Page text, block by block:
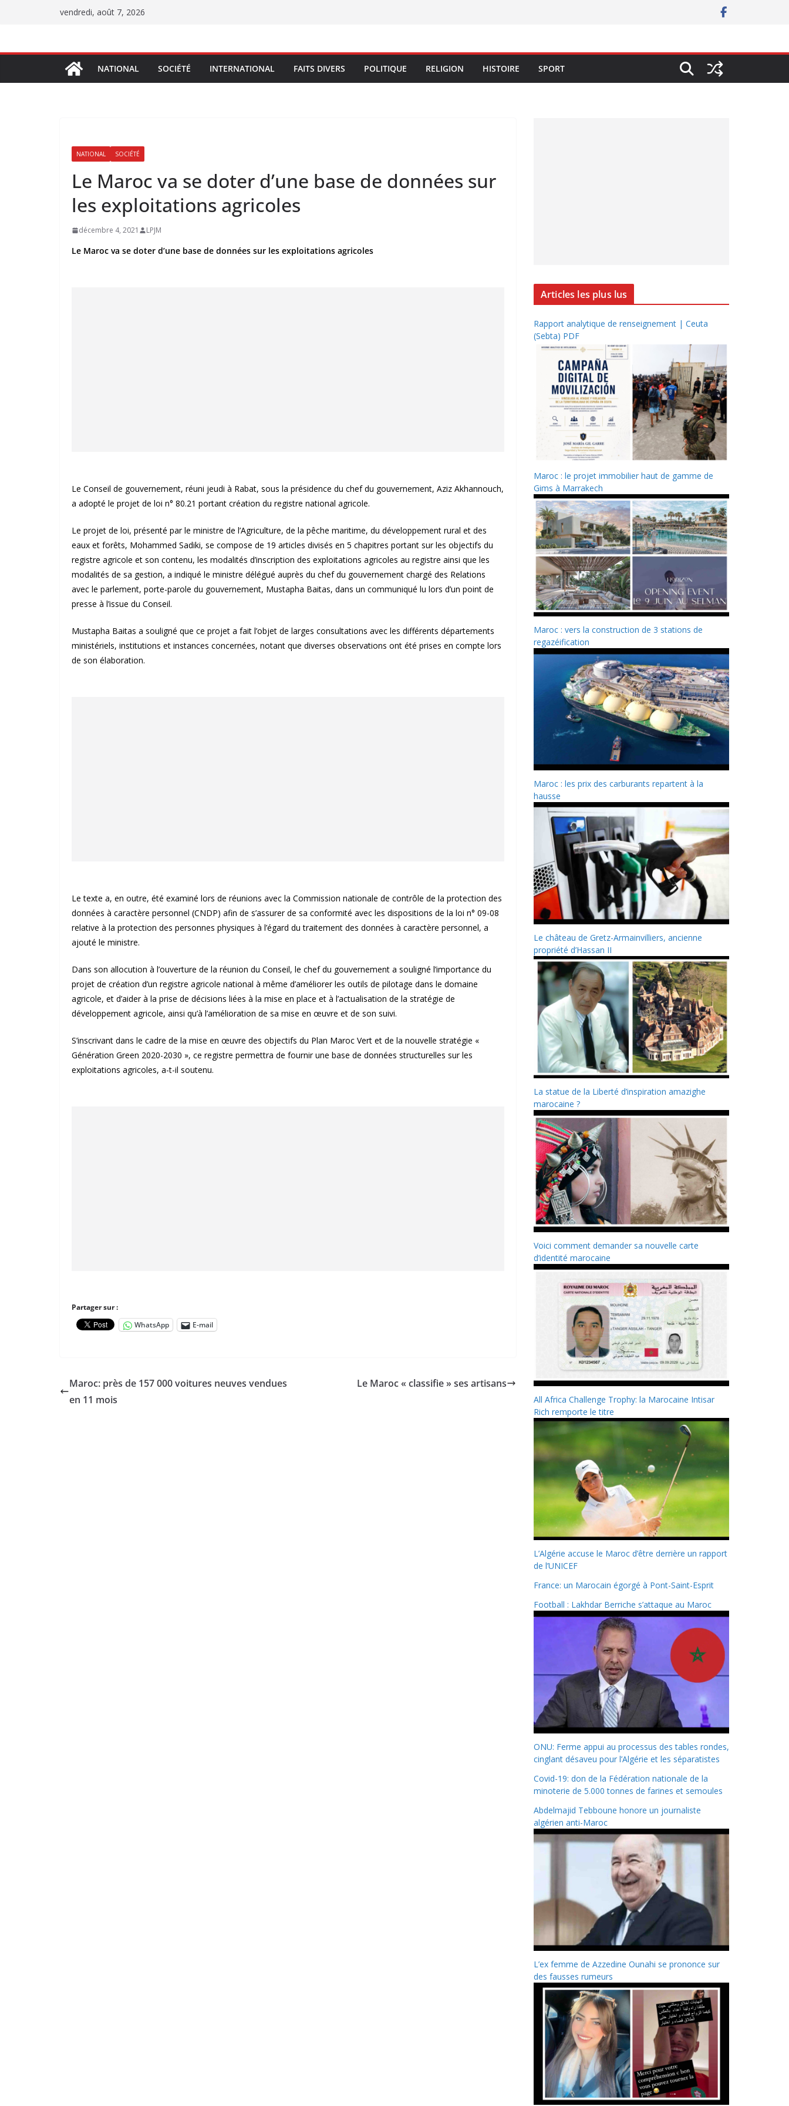
vendredi, août 7, 2026
NATIONAL SOCIÉTÉ INTERNATIONAL FAITS DIVERS POLITIQUE RELIGION HISTOIRE SPORT
NATIONAL SOCIÉTÉ
Le Maroc va se doter d’une base de données sur
les exploitations agricoles
décembre 4, 2021 LPJM
Le Maroc va se doter d’une base de données sur les exploitations agricoles
Le Conseil de gouvernement, réuni jeudi à Rabat, sous la présidence du chef du gouvernement, Aziz Akhannouch,
a adopté le projet de loi n° 80.21 portant création du registre national agricole.
Le projet de loi, présenté par le ministre de l’Agriculture, de la pêche maritime, du développement rural et des
eaux et forêts, Mohammed Sadiki, se compose de 19 articles divisés en 5 chapitres portant sur les objectifs du
registre agricole et son contenu, les modalités d’inscription des exploitations agricoles au registre ainsi que les
modalités de sa gestion, a indiqué le ministre délégué auprès du chef du gouvernement chargé des Relations
avec le parlement, porte-parole du gouvernement, Mustapha Baitas, dans un communiqué lu lors d’un point de
presse à l’issue du Conseil.
Mustapha Baitas a souligné que ce projet a fait l’objet de larges consultations avec les différents départements
ministériels, institutions et instances concernées, notant que diverses observations ont été prises en compte lors
de son élaboration.
Le texte a, en outre, été examiné lors de réunions avec la Commission nationale de contrôle de la protection des
données à caractère personnel (CNDP) afin de s’assurer de sa conformité avec les dispositions de la loi n° 09-08
relative à la protection des personnes physiques à l’égard du traitement des données à caractère personnel, a
ajouté le ministre.
Dans son allocution à l’ouverture de la réunion du Conseil, le chef du gouvernement a souligné l’importance du
projet de création d’un registre agricole national à même d’améliorer les outils de pilotage dans le domaine
agricole, et d’aider à la prise de décisions liées à la mise en place et à l’actualisation de la stratégie de
développement agricole, ainsi qu’à l’amélioration de sa mise en œuvre et de son suivi.
S’inscrivant dans le cadre de la mise en œuvre des objectifs du Plan Maroc Vert et de la nouvelle stratégie «
Génération Green 2020-2030 », ce registre permettra de fournir une base de données structurelles sur les
exploitations agricoles, a-t-il soutenu.
Partager sur :
WhatsApp
E-mail
Maroc: près de 157 000 voitures neuves vendues
en 11 mois
Le Maroc « classifie » ses artisans
Articles les plus lus
Rapport analytique de renseignement | Ceuta
(Sebta) PDF
Maroc : le projet immobilier haut de gamme de
Gims à Marrakech
Maroc : vers la construction de 3 stations de
regazéification
Maroc : les prix des carburants repartent à la
hausse
Le château de Gretz-Armainvilliers, ancienne
propriété d’Hassan II
La statue de la Liberté d’inspiration amazighe
marocaine ?
Voici comment demander sa nouvelle carte
d’identité marocaine
All Africa Challenge Trophy: la Marocaine Intisar
Rich remporte le titre
L’Algérie accuse le Maroc d’être derrière un rapport
de l’UNICEF
France: un Marocain égorgé à Pont-Saint-Esprit
Football : Lakhdar Berriche s’attaque au Maroc
ONU: Ferme appui au processus des tables rondes,
cinglant désaveu pour l’Algérie et les séparatistes
Covid-19: don de la Fédération nationale de la
minoterie de 5.000 tonnes de farines et semoules
Abdelmajid Tebboune honore un journaliste
algérien anti-Maroc
L’ex femme de Azzedine Ounahi se prononce sur
des fausses rumeurs